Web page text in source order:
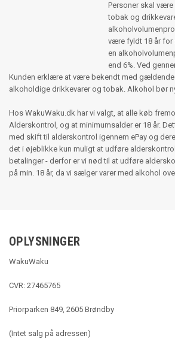
Personer skal
tobak og
være fyldt 18 år for
en
end 6%. Ved
Kunden erklære at være bekendt med
alkoholdige drikkevarer og tobak. Alkohol bør
Hos WakuWaku.dk har vi valgt, at alle køb
Alderskontrol, og at minimumsalder er 18 år.
med skift til alderskontrol igennem ePay og
det i øjeblikke kun muligt at udføre
betalinger - derfor er vi nød til at udføre
på min. 18 år, da vi sælger varer med alkohol
OPLYSNINGER
WakuWaku
CVR: 27465765
Priorparken 849, 2605 Brøndby
(Intet salg på adressen)